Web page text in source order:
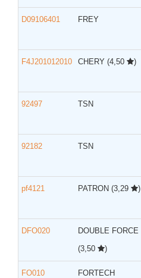
D09106401 FREY
F4J201012010 CHERY (4,50 )
92497 TSN
92182 TSN
pf4121 PATRON (3,29 )
DFO020
DOUBLE FORCE
(3,50
)
FO010 FORTECH